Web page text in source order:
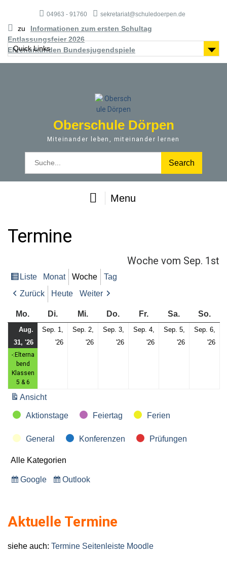
04963 - 91760 sekretariat@schuledoerpen.de
zu
Informationen zum ersten Schultag
Entlassungsfeier 2026
Ehrenurkunden Bundesjugendspiele
Quick Links
Oberschule Dörpen
Miteinander leben, miteinander lernen
o
r
Menu
Termine
Woche vom Sep. 1st
Ansicht
als
Liste Monat Woche
Tag
Zurück
Heute Weiter
Mo. Montag
Di. Dienstag
Mi. Mittwoch
Do. Donnerstag
Fr. FreitagSa. Samstag
So.
Aug.
31, '26Mo.,
31.
(1
Veranstaltung)
-:Elterna
bend
Klassen
5 & 6
Sep. 1,
'26Di.,
Sep. 2,
'26Mi.,
Sep. 3,
'26Do.,
Sep. 4,
'26Fr.,
Sep. 5,
'26Sa.,
Sep. 6,
'26
Ansicht
KategorienAktionstage Feiertag Ferien
General Konferenzen Prüfungen
Alle Kategorien
Eintragen
Google
Eintragen
Outlook
Aktuelle Termine
siehe auch: Termine Seitenleiste Moodle